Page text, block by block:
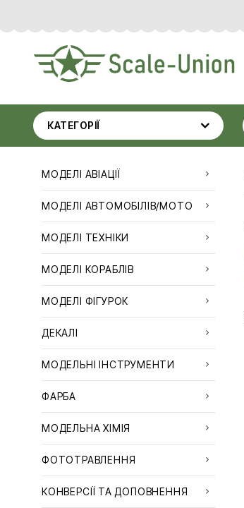
КАТЕГОРІЇ
МОДЕЛІ АВІАЦІЇ
МОДЕЛІ АВТОМОБІЛІВ/МОТО
МОДЕЛІ ТЕХНІКИ
МОДЕЛІ КОРАБЛІВ
МОДЕЛІ ФІГУРОК
ДЕКАЛІ
МОДЕЛЬНІ ІНСТРУМЕНТИ
ФАРБА
МОДЕЛЬНА ХІМІЯ
ФОТОТРАВЛЕННЯ
КОНВЕРСІЇ ТА ДОПОВНЕННЯ